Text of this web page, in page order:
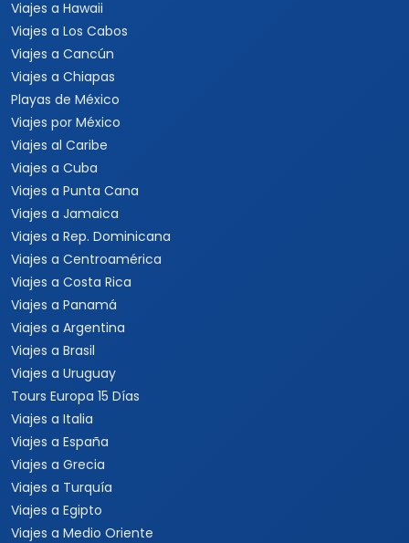
Viajes a Hawaii
Viajes a Los Cabos
Viajes a Cancún
Viajes a Chiapas
Playas de México
Viajes por México
Viajes al Caribe
Viajes a Cuba
Viajes a Punta Cana
Viajes a Jamaica
Viajes a Rep. Dominicana
Viajes a Centroamérica
Viajes a Costa Rica
Viajes a Panamá
Viajes a Argentina
Viajes a Brasil
Viajes a Uruguay
Tours Europa 15 Días
Viajes a Italia
Viajes a España
Viajes a Grecia
Viajes a Turquía
Viajes a Egipto
Viajes a Medio Oriente